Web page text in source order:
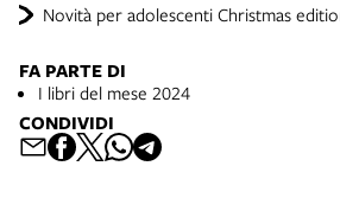
Novità per adolescenti Christmas
FA PARTE DI
I libri del mese 2024
CONDIVIDI